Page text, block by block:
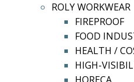
ROLY WORKWEAR
FIREPROOF
FOOD
HEALTH /
HIGH-